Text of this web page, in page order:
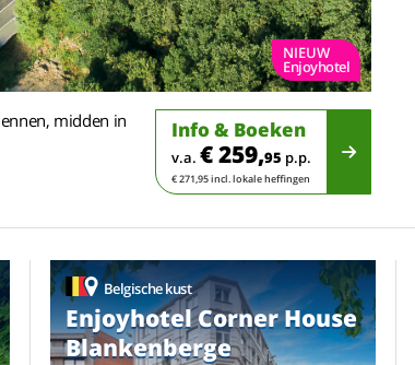
NIEUW
Enjoyhotel
midden in
Info & Boeken
v.a. € 259,95 p.p.
€ 271,95 incl. lokale heffingen
Belgische kust
Enjoyhotel Corner House
Blankenberge